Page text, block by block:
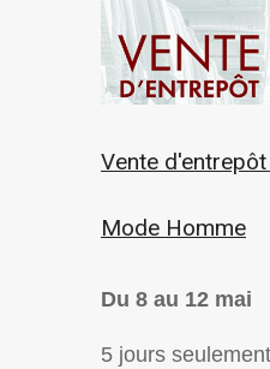
Vente
Mode Homme
Du 8 au 12 mai
5 jours